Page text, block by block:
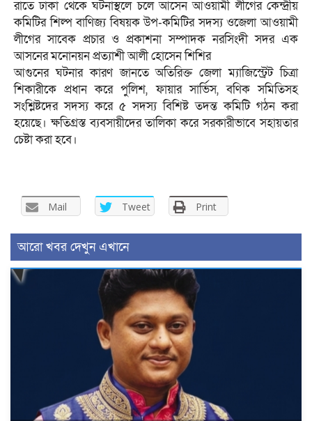
রাতে ঢাকা থেকে ঘটনাস্থলে চলে আসেন আওয়ামী লীগের কেন্দ্রীয়
কমিটির শিল্প বাণিজ্য বিষয়ক উপ-কমিটির সদস্য ওজেলা আওয়ামী
লীগের সাবেক প্রচার ও প্রকাশনা সম্পাদক নরসিংদী সদর এক
আসনের মনোনয়ন প্রত্যাশী আলী হোসেন শিশির
আগুনের ঘটনার কারণ জানতে অতিরিক্ত জেলা ম্যাজিস্ট্রেট চিত্রা
শিকারীকে প্রধান করে পুলিশ, ফায়ার সার্ভিস, বণিক সমিতিসহ
সংশ্লিষ্টদের সদস্য করে ৫ সদস্য বিশিষ্ট তদন্ত কমিটি গঠন করা
হয়েছে। ক্ষতিগ্রস্ত ব্যবসায়ীদের তালিকা করে সরকারীভাবে সহায়তার
চেষ্টা করা হবে।
Mail Tweet Print
আরো খবর দেখুন এখানে